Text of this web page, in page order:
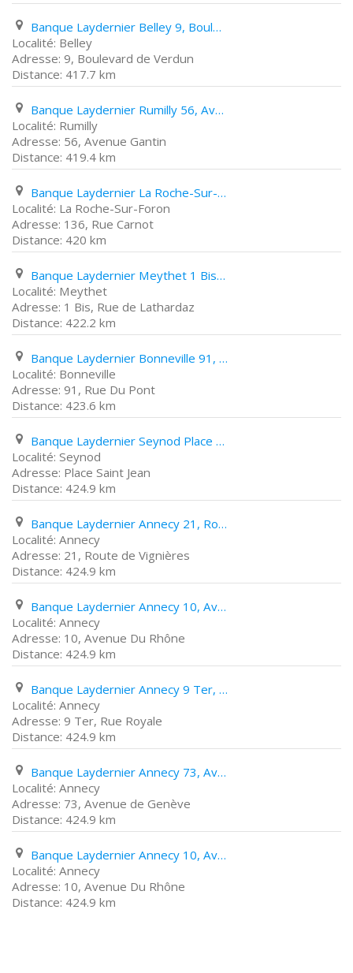
Banque Laydernier Belley 9, Boulevard de Verdun
Belley
9, Boulevard de Verdun
417.7 km
Banque Laydernier Rumilly 56, Avenue Gantin
Rumilly
56, Avenue Gantin
419.4 km
Banque Laydernier La Roche-Sur-Foron 136, Rue Carnot
La Roche-Sur-Foron
136, Rue Carnot
420 km
Banque Laydernier Meythet 1 Bis, Rue de Lathardaz
Meythet
1 Bis, Rue de Lathardaz
422.2 km
Banque Laydernier Bonneville 91, Rue Du Pont
Bonneville
91, Rue Du Pont
423.6 km
Banque Laydernier Seynod Place Saint Jean
Seynod
Place Saint Jean
424.9 km
Banque Laydernier Annecy 21, Route de Vignières
Annecy
21, Route de Vignières
424.9 km
Banque Laydernier Annecy 10, Avenue Du Rhône
Annecy
10, Avenue Du Rhône
424.9 km
Banque Laydernier Annecy 9 Ter, Rue Royale
Annecy
9 Ter, Rue Royale
424.9 km
Banque Laydernier Annecy 73, Avenue de Genève
Annecy
73, Avenue de Genève
424.9 km
Banque Laydernier Annecy 10, Avenue Du Rhône
Annecy
10, Avenue Du Rhône
424.9 km